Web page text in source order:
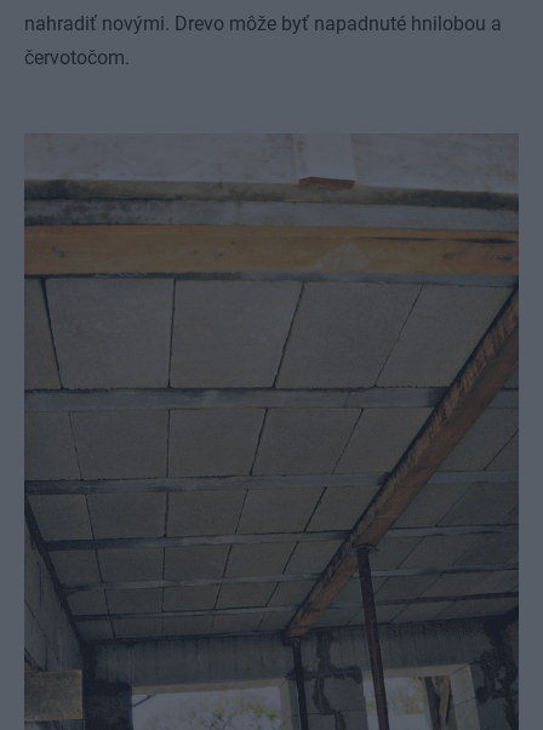
nahradiť novými. Drevo môže byť napadnuté hnilobou a
červotočom.